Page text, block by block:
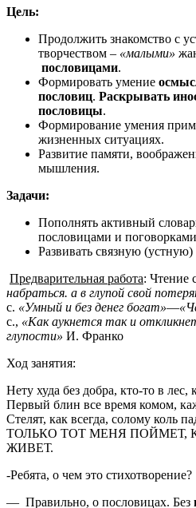
Цель:
Продолжить знакомство с
творчеством – «малыми»
пословицами.
Формировать умение
пословиц. Раскрывать
пословицы.
Формирование умения
жизненных ситуациях.
Развитие памяти,
мышления.
Задачи:
Пополнять активный
пословицами и
Развивать связную (устную)
Предварительная работа: Чтение
набраться. а в глупой свой
с. «Умный и без денег богат»—
с., «Как аукнется так и
глупости» И. Франко
Ход занятия:
Нету худа без добра, кто-то в лес,
Первый блин все время комом,
Стелят, как всегда, солому коль
ТОЛЬКО ТОТ МЕНЯ ПОЙМЕТ,
ЖИВЕТ.
-Ребята, о чем это стихотворение?
— Правильно, о пословицах. Без